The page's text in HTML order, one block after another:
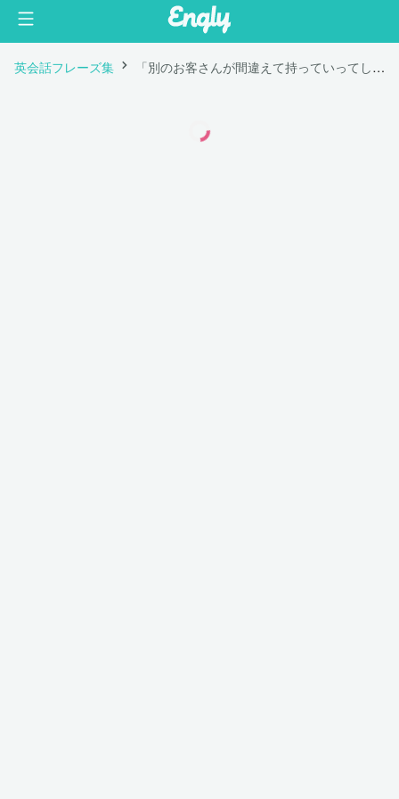
英会話フレーズ集 「別のお客さんが間違えて持っていってしまったようなのですが。。」は英語で "I think another customer took my order by mistake."